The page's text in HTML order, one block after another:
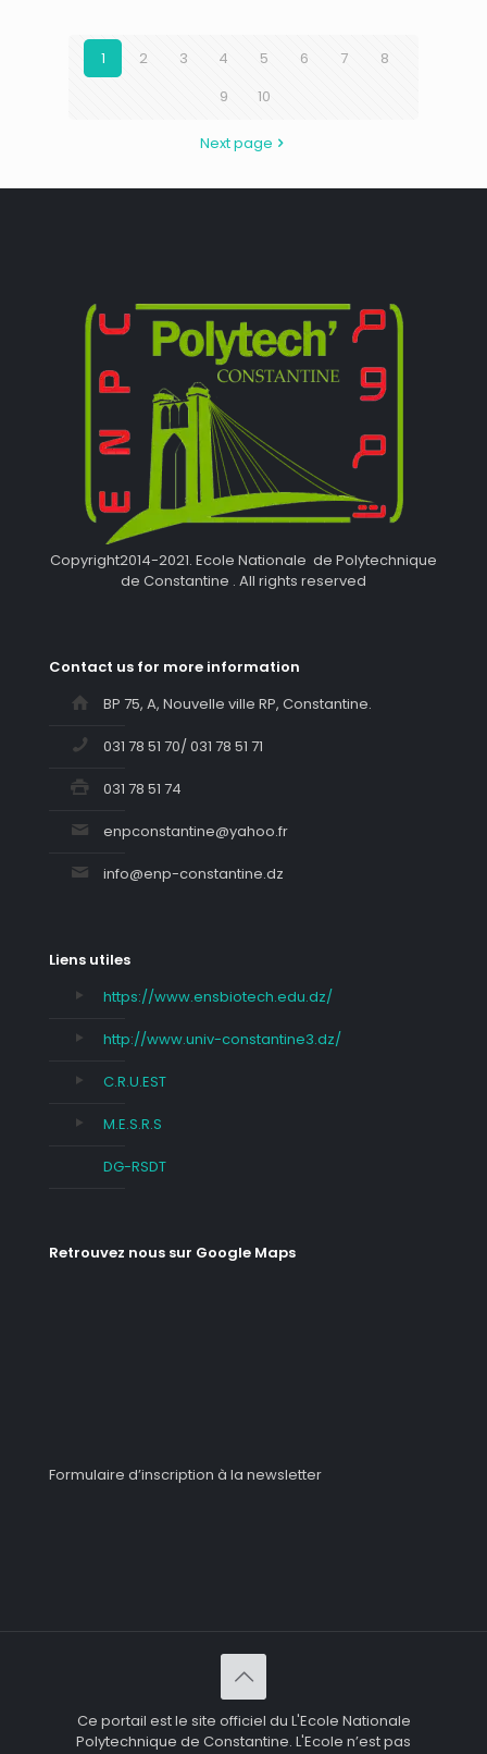
1 2 3 4 5 6 7
8
9
10
Next page
Copyright2014-2021. Ecole Nationale de Polytechnique
de Constantine . All rights reserved
Contact us for more information
BP 75, A, Nouvelle ville RP, Constantine.
031 78 51 70/ 031 78 51 71
031 78 51 74
enpconstantine@yahoo.fr
info@enp-constantine.dz
Liens utiles
https://www.ensbiotech.edu.dz/
http://www.univ-constantine3.dz/
C.R.U.EST
M.E.S.R.S
DG-RSDT
Retrouvez nous sur Google Maps
Formulaire d’inscription à la newsletter
Ce portail est le site officiel du L'Ecole Nationale
Polytechnique de Constantine. L'Ecole n’est pas